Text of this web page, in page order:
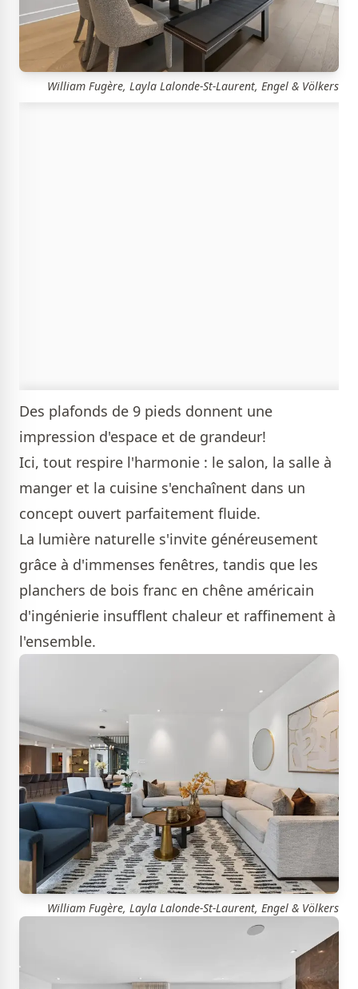
William Fugère, Layla Lalonde-St-Laurent, Engel & Völkers
Des plafonds de 9 pieds donnent une
impression d'espace et de grandeur!
Ici, tout respire l'harmonie : le salon, la salle à
manger et la cuisine s'enchaînent dans un
concept ouvert parfaitement fluide.
La lumière naturelle s'invite généreusement
grâce à d'immenses fenêtres, tandis que les
planchers de bois franc en chêne américain
d'ingénierie insufflent chaleur et raffinement à
l'ensemble.
William Fugère, Layla Lalonde-St-Laurent, Engel & Völkers